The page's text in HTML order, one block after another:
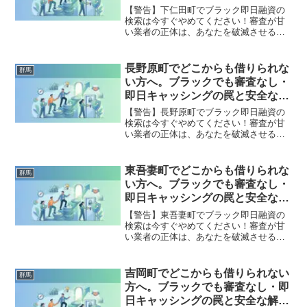
決策
【警告】下仁田町でブラック即日融資の
検索は今すぐやめてください！審査が甘
い業者の正体は、あなたを破滅させる闇
下仁田町で違法業者を避け、借金地獄か
ら抜け出した方々の実体験と確実な解決
策を完全公開。
群馬
長野原町でどこからも借りられな
い方へ。ブラックでも審査なし・
即日キャッシングの罠と安全な解
決策
【警告】長野原町でブラック即日融資の
検索は今すぐやめてください！審査が甘
い業者の正体は、あなたを破滅させる闇
長野原町で違法業者を避け、借金地獄か
ら抜け出した方々の実体験と確実な解決
策を完全公開。
群馬
東吾妻町でどこからも借りられな
い方へ。ブラックでも審査なし・
即日キャッシングの罠と安全な解
決策
【警告】東吾妻町でブラック即日融資の
検索は今すぐやめてください！審査が甘
い業者の正体は、あなたを破滅させる闇
東吾妻町で違法業者を避け、借金地獄か
ら抜け出した方々の実体験と確実な解決
策を完全公開。
群馬
吉岡町でどこからも借りられない
方へ。ブラックでも審査なし・即
日キャッシングの罠と安全な解決